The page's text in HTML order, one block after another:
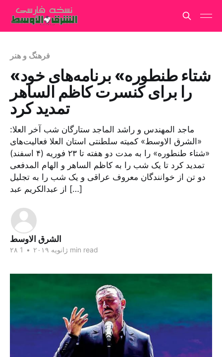
فرهنگ و هنر
«شتاء طنطوره» برنامه‌های خود
را برای کنسرت کاظم الساهر
تمدید کرد
ماجد المهندس و راشد الماجد ستارگان شب آخر العلا:
«الشرق الاوسط» کمیته سلطنتی استان العلا فعالیت‌های
«شتاء طنطوره» را به مدت دو هفته تا ۲۳ فوریه (۴ اسفند)
تمدید کرد تا یک شب را به کاظم الساهر و الهام المدفعی
دو تن از خوانندگان معروف عراقی و یک شب را به تجلیل
از عبدالکریم عبد […]
الشرق الاوسط
۲۸ ژانویه ۲۰۱۹ • 1 min read